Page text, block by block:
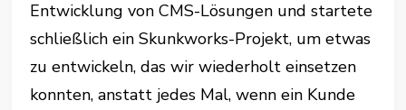
Entwicklung von CMS-Lösungen und startete
schließlich ein Skunkworks-Projekt, um etwas
zu entwickeln, das wir wiederholt einsetzen
konnten, anstatt jedes Mal, wenn ein Kunde